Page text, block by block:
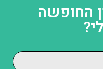
החופשה